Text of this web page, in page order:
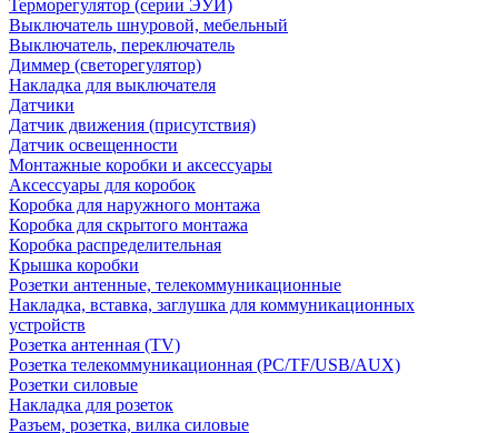
Терморегулятор (серии ЭУИ)
Выключатель шнуровой, мебельный
Выключатель, переключатель
Диммер (светорегулятор)
Накладка для выключателя
Датчики
Датчик движения (присутствия)
Датчик освещенности
Монтажные коробки и аксессуары
Аксессуары для коробок
Коробка для наружного монтажа
Коробка для скрытого монтажа
Коробка распределительная
Крышка коробки
Розетки антенные, телекоммуникационные
Накладка, вставка, заглушка для коммуникационных
устройств
Розетка антенная (TV)
Розетка телекоммуникационная (PC/TF/USB/AUX)
Розетки силовые
Накладка для розеток
Разъем, розетка, вилка силовые